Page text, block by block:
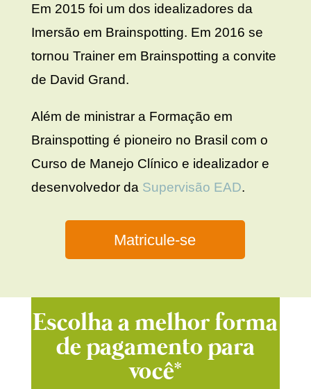
Em 2015 foi um dos idealizadores da
Imersão em Brainspotting. Em 2016 se
tornou Trainer em Brainspotting a convite
de David Grand.
Além de ministrar a Formação em
Brainspotting é pioneiro no Brasil com o
Curso de Manejo Clínico e idealizador e
desenvolvedor da Supervisão EAD.
Matricule-se
Escolha a melhor forma
de pagamento para
você*